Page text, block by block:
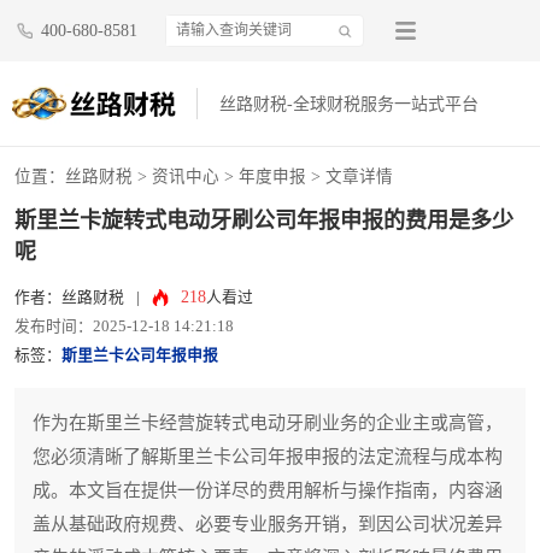
400-680-8581
丝路财税-全球财税服务一站式平台
位置： 丝路财税 > 资讯中心 > 年度申报 > 文章详情
斯里兰卡旋转式电动牙刷公司年报申报的费用是多少
呢
作者：丝路财税 218人看过
发布时间：2025-12-18 14:21:18
标签： 斯里兰卡公司年报申报
作为在斯里兰卡经营旋转式电动牙刷业务的企业主或高管，
您必须清晰了解斯里兰卡公司年报申报的法定流程与成本构
成。本文旨在提供一份详尽的费用解析与操作指南，内容涵
盖从基础政府规费、必要专业服务开销，到因公司状况差异